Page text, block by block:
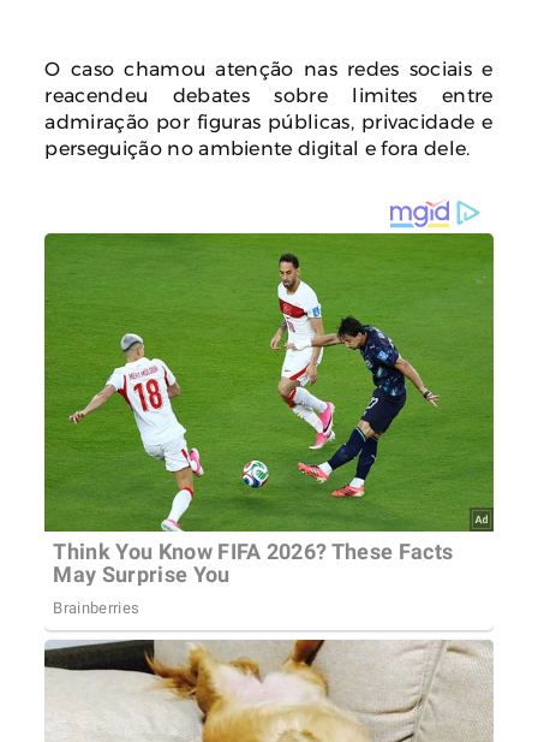
O caso chamou atenção nas redes sociais e
reacendeu debates sobre limites entre
admiração por figuras públicas, privacidade e
perseguição no ambiente digital e fora dele.